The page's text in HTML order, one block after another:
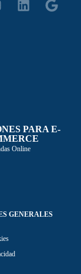
PARA E-
Online
GENERALES